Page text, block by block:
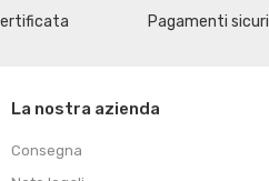
Pagamenti sicuri
La nostra azienda
Consegna